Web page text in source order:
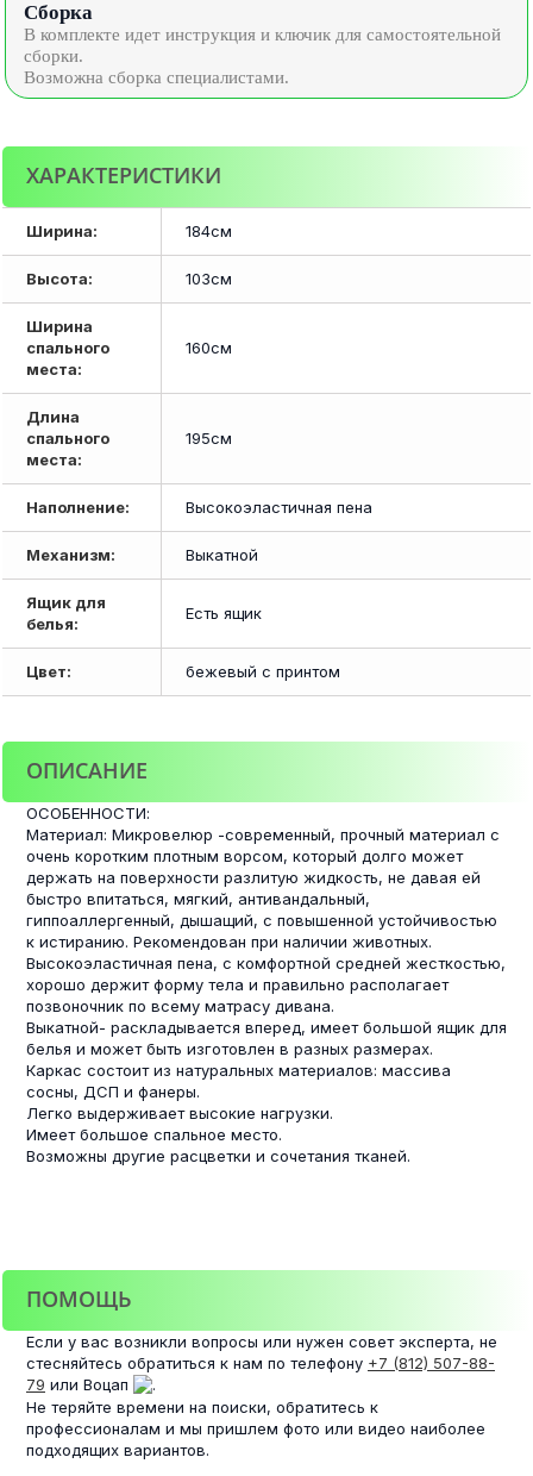
Сборка
В комплекте идет инструкция и ключик для самостоятельной
сборки.
Возможна сборка специалистами.
ХАРАКТЕРИСТИКИ
Ширина: 184см
Высота: 103см
Ширина
спального
места:
160см
Длина
спального
места:
195см
Наполнение: Высокоэластичная пена
Механизм: Выкатной
Ящик для
белья:
Есть ящик
Цвет: бежевый с принтом
ОПИСАНИЕ
ОСОБЕННОСТИ:
Материал: Микровелюр -современный, прочный материал с
очень коротким плотным ворсом, который долго может
держать на поверхности разлитую жидкость, не давая ей
быстро впитаться, мягкий, антивандальный,
гиппоаллергенный, дышащий, с повышенной устойчивостью
к истиранию. Рекомендован при наличии животных.
Высокоэластичная пена, с комфортной средней жесткостью,
хорошо держит форму тела и правильно располагает
позвоночник по всему матрасу дивана.
Выкатной- раскладывается вперед, имеет большой ящик для
белья и может быть изготовлен в разных размерах.
Каркас состоит из натуральных материалов: массива
сосны, ДСП и фанеры.
Легко выдерживает высокие нагрузки.
Имеет большое спальное место.
Возможны другие расцветки и сочетания тканей.
ПОМОЩЬ
Если у вас возникли вопросы или нужен совет эксперта, не
стесняйтесь обратиться к нам по телефону +7 (812) 507-88-
79 или Воцап
.
Не теряйте времени на поиски, обратитесь к
профессионалам и мы пришлем фото или видео наиболее
подходящих вариантов.